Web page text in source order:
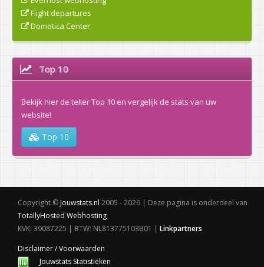
Flight departures
Domotica Center
Top 10
Bekijk hier de teller Top 10 en vergelijk de stats van uw
website!
Top 10
Copyright © Jouwstats.nl 2005 - 2026 | Deze pagina is onderdeel van
TotallyHosted Webhosting
KVK: 39087225 | BTW: NL813775103B01 | Linkpartners
Disclaimer / Voorwaarden
Jouwstats Statistieken